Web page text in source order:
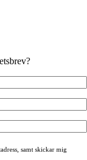
samt skickar mig